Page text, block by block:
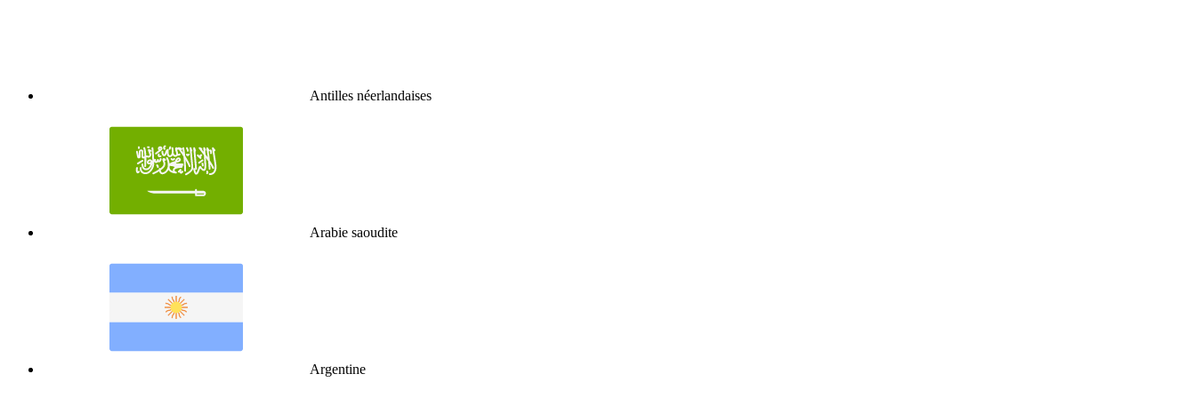
Antilles néerlandaises
Arabie saoudite
Argentine